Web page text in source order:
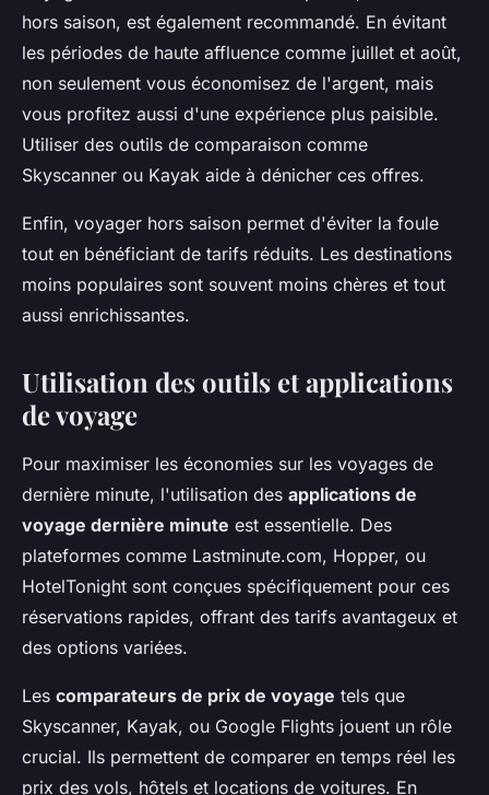
hors saison, est également recommandé. En évitant
les périodes de haute affluence comme juillet et août,
non seulement vous économisez de l'argent, mais
vous profitez aussi d'une expérience plus paisible.
Utiliser des outils de comparaison comme
Skyscanner ou Kayak aide à dénicher ces offres.
Enfin, voyager hors saison permet d'éviter la foule
tout en bénéficiant de tarifs réduits. Les destinations
moins populaires sont souvent moins chères et tout
aussi enrichissantes.
Utilisation des outils et applications
de voyage
Pour maximiser les économies sur les voyages de
dernière minute, l'utilisation des applications de
voyage dernière minute est essentielle. Des
plateformes comme Lastminute.com, Hopper, ou
HotelTonight sont conçues spécifiquement pour ces
réservations rapides, offrant des tarifs avantageux et
des options variées.
Les comparateurs de prix de voyage tels que
Skyscanner, Kayak, ou Google Flights jouent un rôle
crucial. Ils permettent de comparer en temps réel les
prix des vols, hôtels et locations de voitures. En